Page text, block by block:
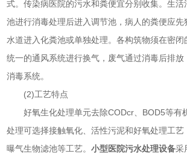
式。传染病医院的污水和粪便宜分别收集。生
池进行消毒处理后进入调节池，病人的粪便应
水道进入化粪池或单独处理。各构筑物须在密闭
统一的通风系统进行换气，废气通过消毒后排
消毒系统。
(2)工艺特点
好氧生化处理单元去除CODcr、BOD5等有
处理可选择接触氧化、活性污泥和好氧处理工艺
曝气生物滤池等工艺。小型医院污水处理设备采